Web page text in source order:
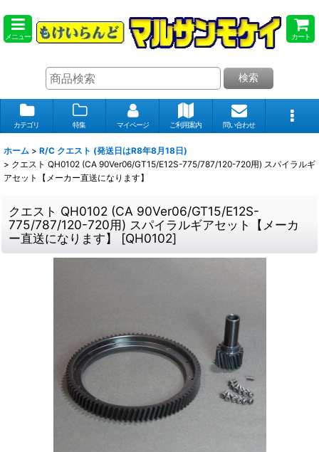
メニュー カート
検索
カテゴリ 特集 マイページ ご利用案内 問い合わせ
ホーム > R/C クエスト (発送日はR8年8月18日)
> クエスト QH0102 (CA 90Ver06/GT15/E12S-775/787/120-720用) スパイラルギ
アセット【メーカー直送になります】
クエスト QH0102 (CA 90Ver06/GT15/E12S-
775/787/120-720用) スパイラルギアセット【メーカ
ー直送になります】 [QH0102]